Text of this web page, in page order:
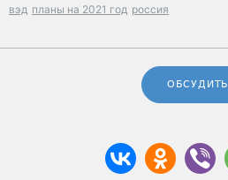
вэд планы на 2021 год россия
ОБСУДИТЬ